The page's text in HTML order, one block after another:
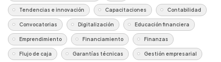
Tendencias e innovación Capacitaciones Contabilidad
Convocatorias Digitalización Educación financiera
Emprendimiento Financiamiento Finanzas
Flujo de caja Garantías técnicas Gestión empresarial